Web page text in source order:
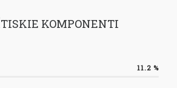
KOMPONENTI
11.2 %